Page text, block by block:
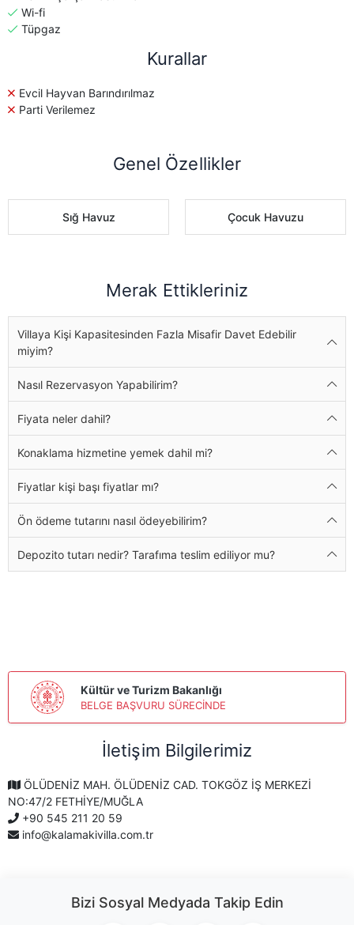
Wi-fi
Tüpgaz
Kurallar
Evcil Hayvan Barındırılmaz
Parti Verilemez
Genel Özellikler
Sığ Havuz Çocuk Havuzu
Merak Ettikleriniz
Villaya Kişi Kapasitesinden Fazla Misafir Davet Edebilir
miyim?
Nasıl Rezervasyon Yapabilirim?
Fiyata neler dahil?
Konaklama hizmetine yemek dahil mi?
Fiyatlar kişi başı fiyatlar mı?
Ön ödeme tutarını nasıl ödeyebilirim?
Depozito tutarı nedir? Tarafıma teslim ediliyor mu?
Kültür ve Turizm Bakanlığı
BELGE BAŞVURU SÜRECİNDE
İletişim Bilgilerimiz
ÖLÜDENİZ MAH. ÖLÜDENİZ CAD. TOKGÖZ İŞ MERKEZİ
NO:47/2 FETHİYE/MUĞLA
+90 545 211 20 59
info@kalamakivilla.com.tr
Bizi Sosyal Medyada Takip Edin